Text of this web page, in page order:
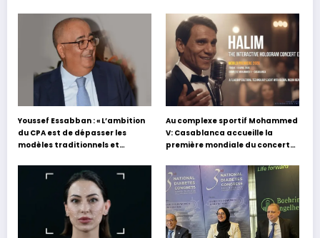
Youssef Essabban : « L’ambition
du CPA est de dépasser les
modèles traditionnels et
s’appuyant sur le partage des
expériences »
Au complexe sportif Mohammed
V: Casablanca accueille la
première mondiale du concert
Hafez